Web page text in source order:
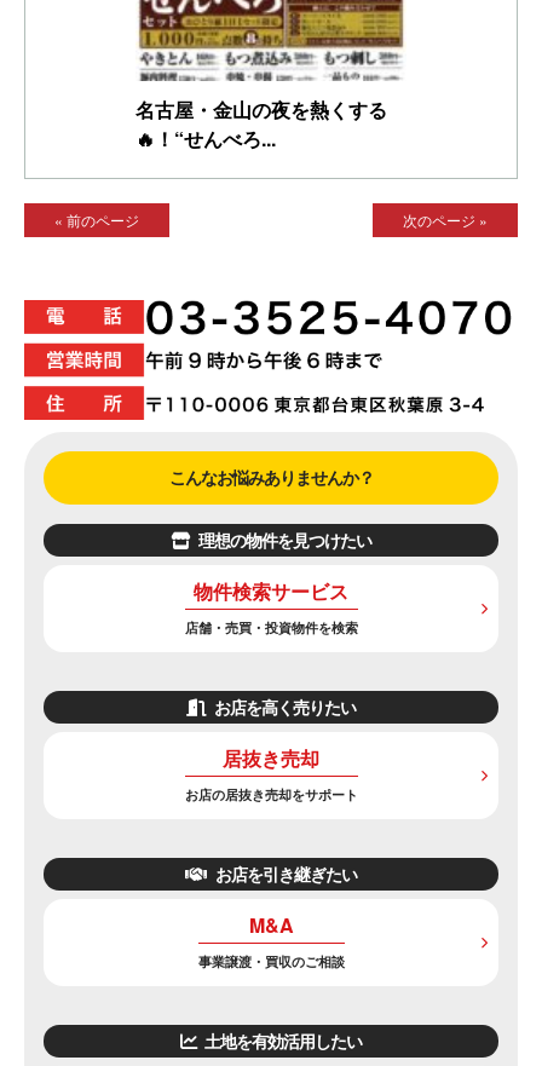
名古屋・金山の夜を熱くする
🔥！“せんべろ...
« 前のページ 次のページ »
こんなお悩みありませんか？
理想の物件を見つけたい
物件検索サービス
店舗・売買・投資物件を検索
お店を高く売りたい
居抜き売却
お店の居抜き売却をサポート
お店を引き継ぎたい
M&A
事業譲渡・買収のご相談
土地を有効活用したい